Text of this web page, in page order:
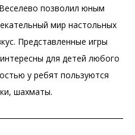
позволил юным
мир настольных
Представленные игры
для детей любого
у ребят пользуются
шахматы.